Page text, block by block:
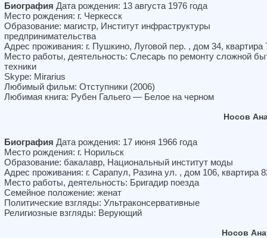
Биография Дата рождения: 13 августа 1976 года
Место рождения: г. Черкесск
Образование: магистр, Институт инфраструктуры
предпринимательства
Адрес проживания: г. Пушкино, Луговой пер. , дом 34, квартира
Место работы, деятельность: Слесарь по ремонту сложной
техники
Skype: Mirarius
Любимый фильм: Отступники (2006)
Любимая книга: Рубен Гальего — Белое на черном
Носов
Биография Дата рождения: 17 июня 1966 года
Место рождения: г. Норильск
Образование: бакалавр, Национальный институт моды
Адрес проживания: г. Сарапул, Разина ул. , дом 106, квартира
Место работы, деятельность: Бригадир поезда
Семейное положение: женат
Политические взгляды: Ультраконсервативные
Религиозные взгляды: Верующий
Носов